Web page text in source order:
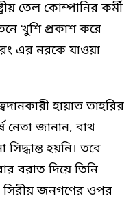
তেল কোম্পানির কর্মী
খুশি প্রকাশ করে
এর নরকে যাওয়া
হায়াত তাহরির
জানান, বাথ
হয়নি। তবে
বরাত দিয়ে তিনি
জনগণের ওপর